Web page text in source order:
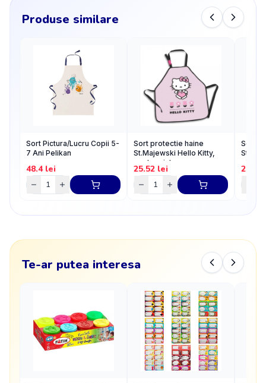
Produse similare
Sort Pictura/Lucru Copii 5-
7 Ani Pelikan
48.4lei
Sort protectie haine
St.Majewski Hello Kitty,
pentru pictura roz
25.52 lei
Sort
pictura
25.52
Te-ar putea interesa